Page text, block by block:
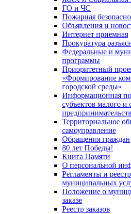
ГО и ЧС
Пожарная
Объявления и
Интернет приемная
Прокуратура
Федеральные и
программы
Приоритетный
«Формирование
городской среды»
Информационная
субъектов малого и
Территориальное
самоуправление
Обращения граждан
80 лет Победы!
Книга Памяти
О персональной
Регламенты и реестр
муниципальных
Положение о
заказе
Реестр заказов